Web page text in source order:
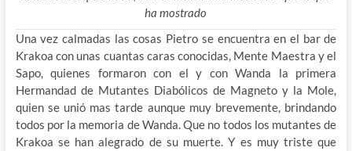
ha mostrado
Una vez calmadas las cosas Pietro se encuentra en el bar de
Krakoa con unas cuantas caras conocidas, Mente Maestra y el
Sapo, quienes formaron con el y con Wanda la primera
Hermandad de Mutantes Diabólicos de Magneto y la Mole,
quien se unió mas tarde aunque muy brevemente, brindando
todos por la memoria de Wanda. Que no todos los mutantes de
Krakoa se han alegrado de su muerte. Y es muy triste que